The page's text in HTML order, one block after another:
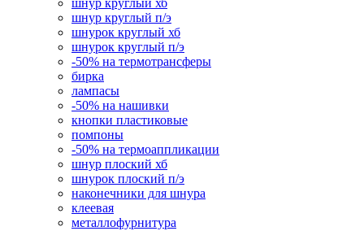
шнур круглый хб
шнур круглый п/э
шнурок круглый хб
шнурок круглый п/э
-50% на термотрансферы
бирка
лампасы
-50% на нашивки
кнопки пластиковые
помпоны
-50% на термоаппликации
шнур плоский хб
шнурок плоский п/э
наконечники для шнура
клеевая
металлофурнитура